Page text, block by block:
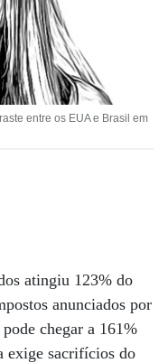
entre os EUA e Brasil em
atingiu 123% do
anunciados por
chegar a 161%
exige sacrifícios do